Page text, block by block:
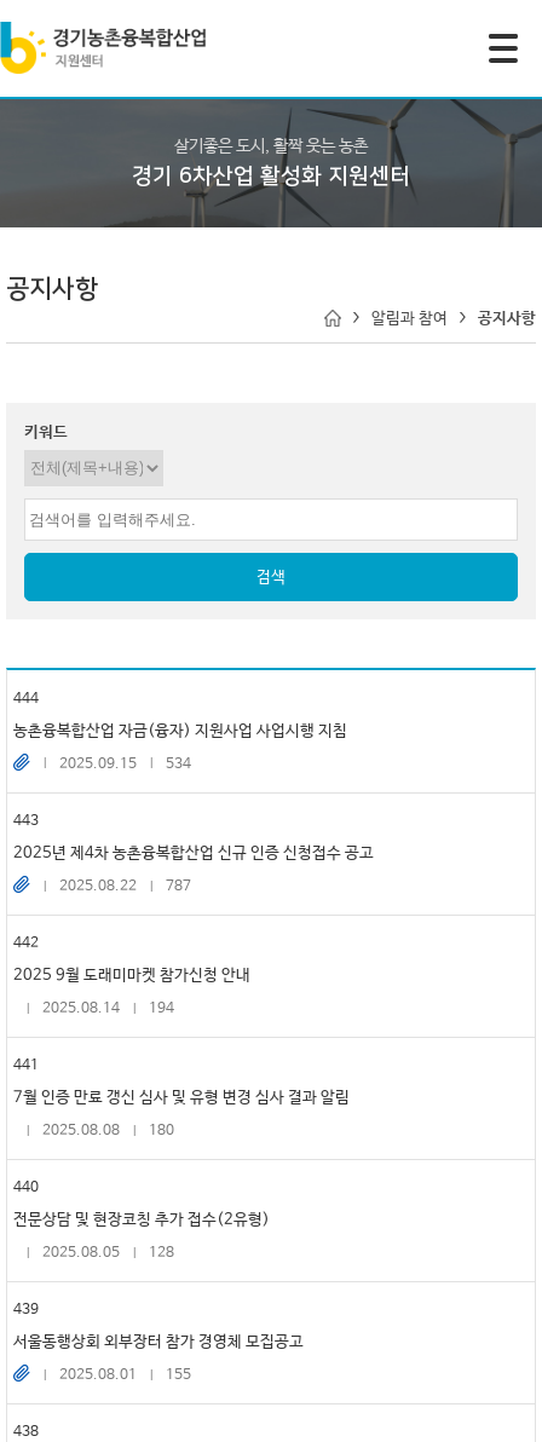
살기좋은 도시, 활짝 웃는 농촌
경기 6차산업 활성화 지원센터
공지사항
알림과 참여 공지사항
키워드
검색
444
농촌융복합산업 자금(융자) 지원사업 사업시행 지침
2025.09.15
534
443
2025년 제4차 농촌융복합산업 신규 인증 신청접수 공고
2025.08.22
787
442
2025 9월 도래미마켓 참가신청 안내
2025.08.14
194
441
7월 인증 만료 갱신 심사 및 유형 변경 심사 결과 알림
2025.08.08
180
440
전문상담 및 현장코칭 추가 접수(2유형)
2025.08.05
128
439
서울동행상회 외부장터 참가 경영체 모집공고
2025.08.01
155
438